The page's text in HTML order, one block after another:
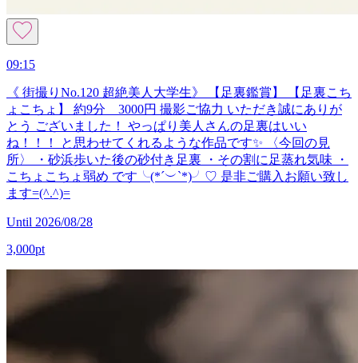
09:15
《 街撮りNo.120 超絶美人大学生》 【足裏鑑賞】 【足裏こち
ょこちょ】 約9分 3000円 撮影ご協力 いただき誠にありが
とう ございました！ やっぱり美人さんの足裏はいい
ね！！！ と思わせてくれるような作品です✨ 〈今回の見
所〉 ・砂浜歩いた後の砂付き足裏 ・その割に足蒸れ気味 ・
こちょこちょ弱め です╰(*´︶`*)╯♡ 是非ご購入お願い致し
ます=(^.^)=
Until 2026/08/28
3,000pt